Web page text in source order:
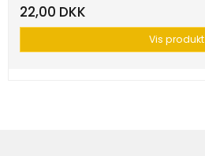
22,00 DKK
Vis produkt